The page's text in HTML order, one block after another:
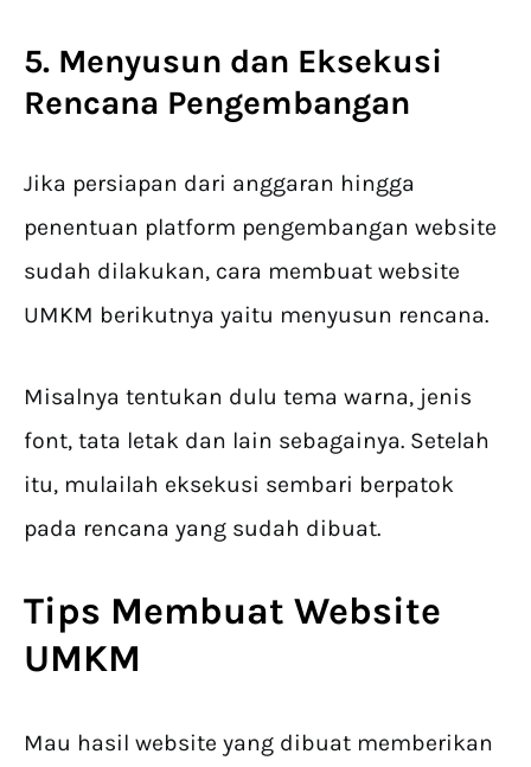
5. Menyusun dan Eksekusi
Rencana Pengembangan
Jika persiapan dari anggaran hingga
penentuan platform pengembangan website
sudah dilakukan, cara membuat website
UMKM berikutnya yaitu menyusun rencana.
Misalnya tentukan dulu tema warna, jenis
font, tata letak dan lain sebagainya. Setelah
itu, mulailah eksekusi sembari berpatok
pada rencana yang sudah dibuat.
Tips Membuat Website
UMKM
Mau hasil website yang dibuat memberikan